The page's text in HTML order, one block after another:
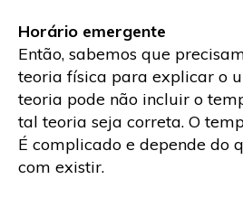
Horário emergente
Então, sabemos que
teoria física para explicar o
teoria pode não incluir o
tal teoria seja correta. O
É complicado e depende do
com existir.